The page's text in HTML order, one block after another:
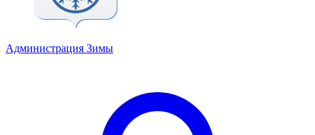
Администрация Зимы